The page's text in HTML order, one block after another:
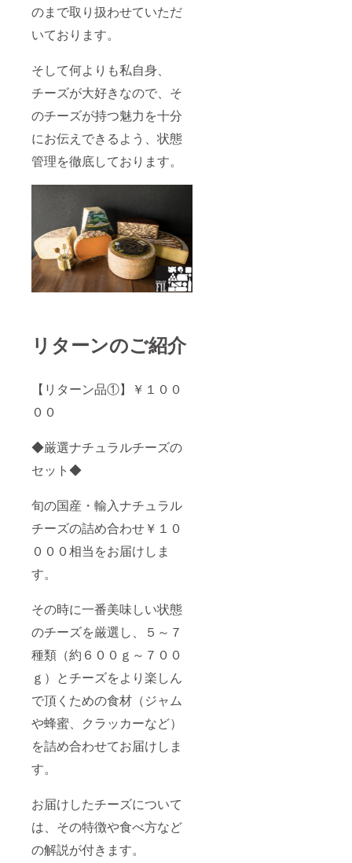
のまで取り扱わせていただ
いております。
そして何よりも私自身、
チーズが大好きなので、そ
のチーズが持つ魅力を十分
にお伝えできるよう、状態
管理を徹底しております。
リターンのご紹介
【リターン品①】￥１００
００
◆厳選ナチュラルチーズの
セット◆
旬の国産・輸入ナチュラル
チーズの詰め合わせ￥１０
０００相当をお届けしま
す。
その時に一番美味しい状態
のチーズを厳選し、５～７
種類（約６００ｇ～７００
ｇ）とチーズをより楽しん
で頂くための食材（ジャム
や蜂蜜、クラッカーなど）
を詰め合わせてお届けしま
す。
お届けしたチーズについて
は、その特徴や食べ方など
の解説が付きます。